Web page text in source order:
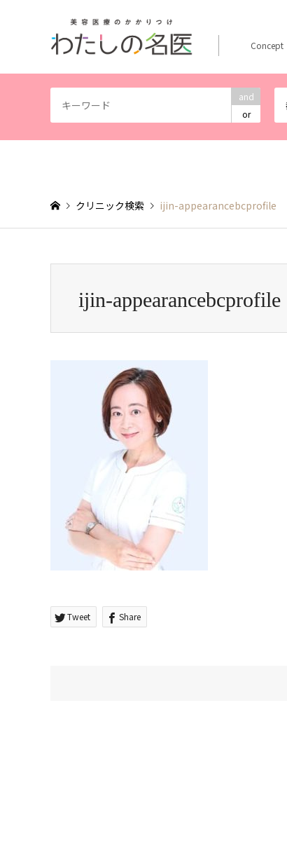
and
or
Concept
クリニック検索 ijin-appearancebcprofile
ijin-appearancebcprofile
Tweet Share